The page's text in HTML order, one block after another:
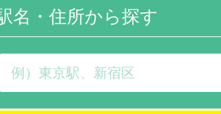
名・住所から探す